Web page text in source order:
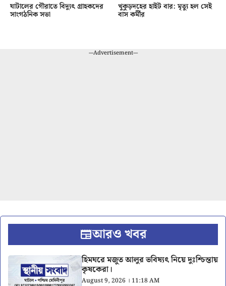
ঘাটালের গৌরাতে বিদ্যুৎ গ্রাহকদের
সাংগঠনিক সভা
খুকুড়দহের হাইট বার: মৃত্যু হল সেই
বাস কর্মীর
---Advertisement---
আরও খবর
হিমঘরে মজুত আলুর ভবিষ্যৎ নিয়ে দুঃশ্চিন্তায়
কৃষকেরা।
August 9, 2026 । 11:18 AM